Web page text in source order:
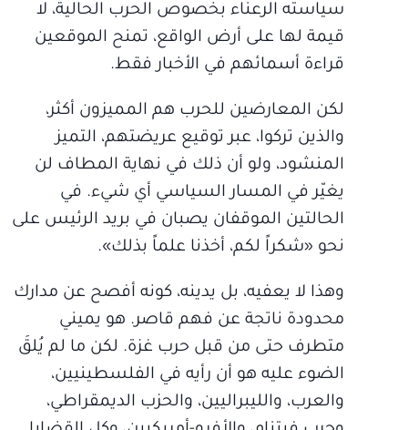
سياسته الرعناء بخصوص الحرب الحالية، لا
قيمة لها على أرض الواقع، تمنح الموقعين
قراءة أسمائهم في الأخبار فقط.
لكن المعارضين للحرب هم المميزون أكثر،
والذين تركوا، عبر توقيع عريضتهم، التميز
المنشود، ولو أن ذلك في نهاية المطاف لن
يغيّر في المسار السياسي أي شيء. في
الحالتين الموقفان يصبان في بريد الرئيس على
نحو «شكراً لكم، أخذنا علماً بذلك».
وهذا لا يعفيه، بل يدينه، كونه أفصح عن مدارك
محدودة ناتجة عن فهم قاصر. هو يميني
متطرف حتى من قبل حرب غزة. لكن ما لم يُلقَ
الضوء عليه هو أن رأيه في الفلسطينيين،
والعرب، والليبراليين، والحزب الديمقراطي،